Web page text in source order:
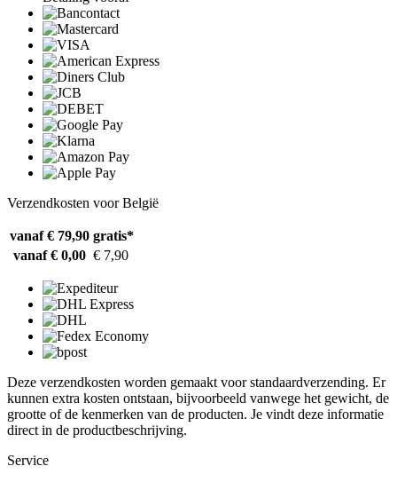
Verzendkosten voor België
vanaf € 79,90 gratis*
vanaf € 0,00 € 7,90
Deze verzendkosten worden gemaakt voor standaardverzending. Er
kunnen extra kosten ontstaan, bijvoorbeeld vanwege het gewicht, de
grootte of de kenmerken van de producten. Je vindt deze informatie
direct in de productbeschrijving.
Service